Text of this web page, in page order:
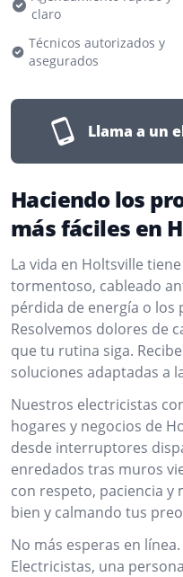
claro
Técnicos autorizados y
asegurados
Llama a un
Haciendo los
más fáciles en
La vida en Holtsville
tormentoso, cableado
pérdida de energía o los
Resolvemos dolores de
que tu rutina siga.
soluciones adaptadas a
Nuestros electricistas
hogares y negocios de
desde interruptores
enredados tras muros
con respeto, paciencia
bien y calmando tus
No más esperas en
Electricistas, una